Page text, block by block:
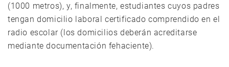
(1000 metros), y, finalmente, estudiantes cuyos padres
tengan domicilio laboral certificado comprendido en el
radio escolar (los domicilios deberán acreditarse
mediante documentación fehaciente).